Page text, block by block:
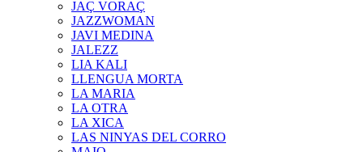
JAÇ VORAÇ
JAZZWOMAN
JAVI MEDINA
JALEZZ
LIA KALI
LLENGUA MORTA
LA MARIA
LA OTRA
LA XICA
LAS NINYAS DEL CORRO